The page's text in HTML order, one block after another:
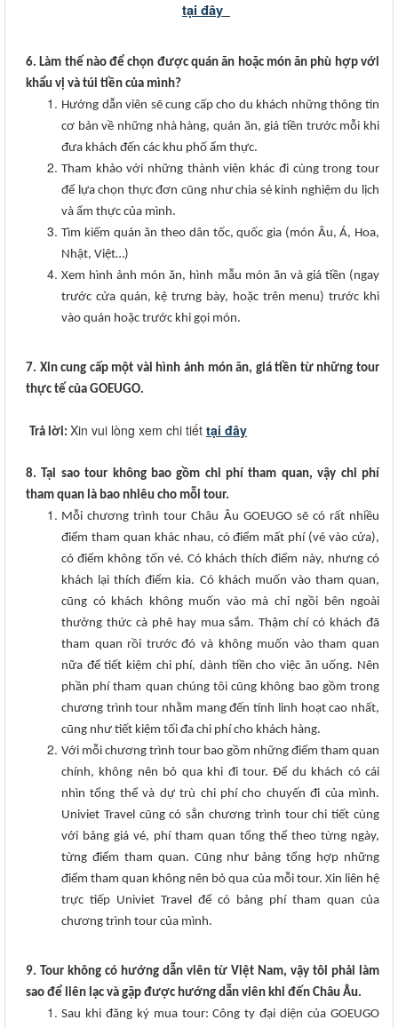
tại đây
6. Làm thế nào để chọn được quán ăn hoặc món ăn phù hợp với
khẩu vị và túi tiền của mình?
Hướng dẫn viên sẽ cung cấp cho du khách những thông tin
cơ bản về những nhà hàng, quán ăn, giá tiền trước mỗi khi
đưa khách đến các khu phố ẩm thực.
Tham khảo với những thành viên khác đi cùng trong tour
để lựa chọn thực đơn cũng như chia sẻ kinh nghiệm du lịch
và ẩm thực của mình.
Tìm kiếm quán ăn theo dân tốc, quốc gia (món Âu, Á, Hoa,
Nhật, Việt…)
Xem hình ảnh món ăn, hình mẫu món ăn và giá tiền (ngay
trước cửa quán, kệ trưng bày, hoặc trên menu) trước khi
vào quán hoặc trước khi gọi món.
7. Xin cung cấp một vài hình ảnh món ăn, giá tiền từ những tour
thực tế của GOEUGO.
Trả lời: Xin vui lòng xem chi tiết tại đây
8. Tại sao tour không bao gồm chi phí tham quan, vậy chi phí
tham quan là bao nhiêu cho mỗi tour.
Mỗi chương trình tour Châu Âu GOEUGO sẽ có rất nhiều
điểm tham quan khác nhau, có điểm mất phí (vé vào cửa),
có điểm không tốn vé. Có khách thích điểm này, nhưng có
khách lại thích điểm kia. Có khách muốn vào tham quan,
cũng có khách không muốn vào mà chỉ ngồi bên ngoài
thưởng thức cà phê hay mua sắm. Thậm chí có khách đã
tham quan rồi trước đó và không muốn vào tham quan
nữa để tiết kiệm chi phí, dành tiền cho việc ăn uống. Nên
phần phí tham quan chúng tôi cũng không bao gồm trong
chương trình tour nhằm mang đến tính linh hoạt cao nhất,
cũng như tiết kiệm tối đa chi phí cho khách hàng.
Với mỗi chương trình tour bao gồm những điểm tham quan
chính, không nên bỏ qua khi đi tour. Để du khách có cái
nhìn tổng thể và dự trù chi phí cho chuyến đi của mình.
Univiet Travel cũng có sẳn chương trình tour chi tiết cùng
với bảng giá vé, phí tham quan tổng thể theo từng ngày,
từng điểm tham quan. Cũng như bảng tổng hợp những
điểm tham quan không nên bỏ qua của mỗi tour. Xin liên hệ
trực tiếp Univiet Travel để có bảng phí tham quan của
chương trình tour của mình.
9. Tour không có hướng dẫn viên từ Việt Nam, vậy tôi phải làm
sao để liên lạc và gặp được hướng dẫn viên khi đến Châu Âu.
Sau khi đăng ký mua tour: Công ty đại diện của GOEUGO